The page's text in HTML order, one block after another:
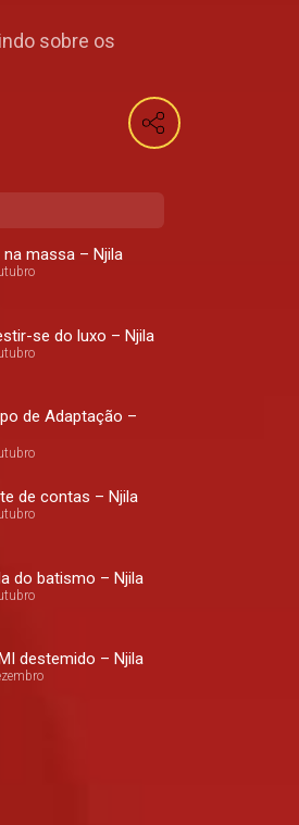
sobre os
na massa – Njila
se do luxo – Njila
de Adaptação –
de contas – Njila
do batismo – Njila
destemido – Njila